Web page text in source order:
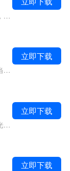
三国皆可平，何惧八十万曹兵，即刻再启魏蜀吴群英荟萃的将星时代！~高颜值卡牌王者《铁杆三国》复刻经典三国历史，烧脑策略再创新玩法，融汇回合制卡牌与卡牌挂机机制，重构全新开放自由的三国世界。与美人约会，开启后宫超爽体验；...
《极品芝麻官》原创模拟古代当官手游，游戏以廉吏为第一视觉生动呈现，结识红颜、培养孩子、家族结盟PK、培养门客、多人社交等精彩玩法。游戏简介《极品芝麻官》是一款古典风格的养成经营类手游，跌宕起伏的游戏剧情。游戏...
立即下载
史诗级放置卡牌手游《闪烁之光3.5.9》开启四周年狂欢月！全新英雄，全新皮肤，全新玩法，全新福利，肆意狂欢，共庆周年！4周年献礼——立即输入【闪烁四周年】，领取十连和钻石好礼！元老专属礼——回归即送大祭...
立即下载
立即下载